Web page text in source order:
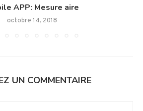
APP: Mesure aire
octobre 14, 2018
UN COMMENTAIRE